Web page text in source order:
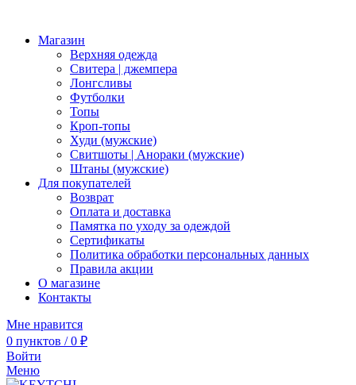
Магазин
Верхняя одежда
Свитера | джемпера
Лонгсливы
Футболки
Топы
Кроп-топы
Худи (мужские)
Свитшоты | Анораки (мужские)
Штаны (мужские)
Для покупателей
Возврат
Оплата и доставка
Памятка по уходу за одеждой
Сертификаты
Политика обработки персональных данных
Правила акции
О магазине
Контакты
Мне нравится
0 пунктов / 0 ₽
Войти
Меню